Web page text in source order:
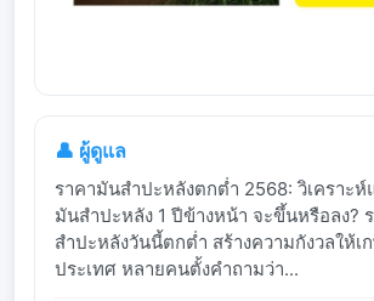
👤 ผู้ดูแล
ราคามันสำปะหลังตกต่ำ 2568: วิเคราะ
มันสำปะหลัง 1 ปีข้างหน้า จะขึ้นหรือลง?
สำปะหลังวันนี้ตกต่ำ สร้างความกังวลให้เ
ประเทศ หลายคนตั้งคำถามว่า...